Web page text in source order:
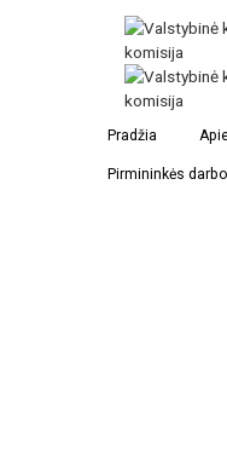
Pradžia
Pirmininkės
Elmhersto